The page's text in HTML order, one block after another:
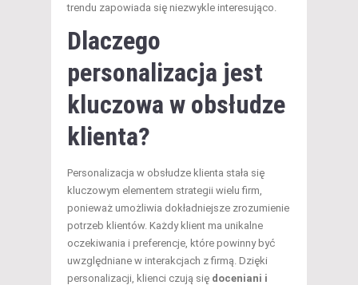
trendu zapowiada się niezwykle interesująco.
Dlaczego
personalizacja jest
kluczowa w obsłudze
klienta?
Personalizacja w obsłudze klienta stała się
kluczowym elementem strategii wielu firm,
ponieważ umożliwia dokładniejsze zrozumienie
potrzeb klientów. Każdy klient ma unikalne
oczekiwania i preferencje, które powinny być
uwzględniane w interakcjach z firmą. Dzięki
personalizacji, klienci czują się doceniani i